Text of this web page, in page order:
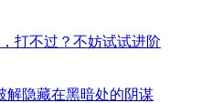
解隐藏在黑暗处的阴谋